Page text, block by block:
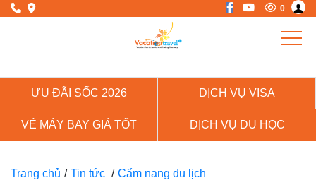
0
ƯU ĐÃI SỐC 2026 DỊCH VỤ VISA
VÉ MÁY BAY GIÁ TỐT DỊCH VỤ DU HỌC
Trang chủ / Tin tức / Cẩm nang du lịch